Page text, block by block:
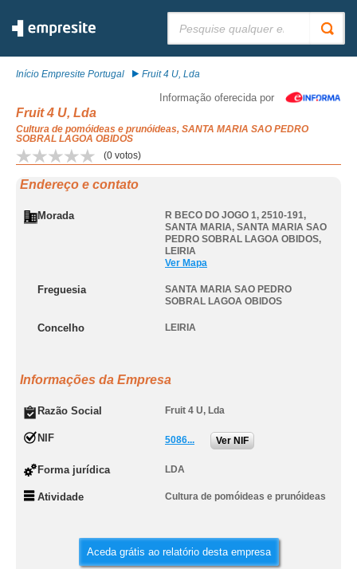
Início Empresite Portugal Fruit 4 U, Lda
Informação oferecida por
Fruit 4 U, Lda
Cultura de pomóideas e prunóideas, SANTA MARIA SAO PEDRO
SOBRAL LAGOA OBIDOS
(0 votos)
Endereço e contato
Morada
R BECO DO JOGO 1, 2510-191,
SANTA MARIA, SANTA MARIA SAO
PEDRO SOBRAL LAGOA OBIDOS,
LEIRIA
Ver Mapa
Freguesia
SANTA MARIA SAO PEDRO
SOBRAL LAGOA OBIDOS
Concelho LEIRIA
Informações da Empresa
Razão Social Fruit 4 U, Lda
NIF 5086... Ver NIF
Forma jurídica LDA
Atividade Cultura de pomóideas e prunóideas
Aceda grátis ao relatório desta empresa